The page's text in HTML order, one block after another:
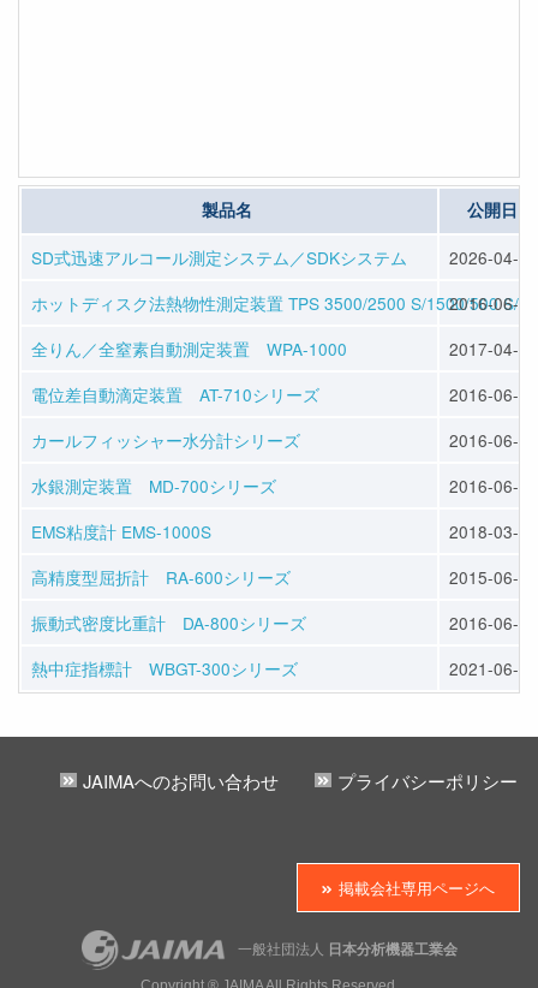
製品名 公開日
SD式迅速アルコール測定システム／SDKシステム
2026-04-10
ホットディスク法熱物性測定装置 TPS 3500/2500 S/1500/500 S/
2016-06-01
全りん／全窒素自動測定装置 WPA-1000
2017-04-05
電位差自動滴定装置 AT-710シリーズ
2016-06-01
カールフィッシャー水分計シリーズ
2016-06-01
水銀測定装置 MD-700シリーズ
2016-06-01
EMS粘度計 EMS-1000S
2018-03-23
高精度型屈折計 RA-600シリーズ
2015-06-01
振動式密度比重計 DA-800シリーズ
2016-06-01
熱中症指標計 WBGT-300シリーズ
2021-06-01
JAIMAへのお問い合わせ プライバシーポリシー
掲載会社専用ページへ
一般社団法人 日本分析機器工業会
Copyright ® JAIMA All Rights Reserved.